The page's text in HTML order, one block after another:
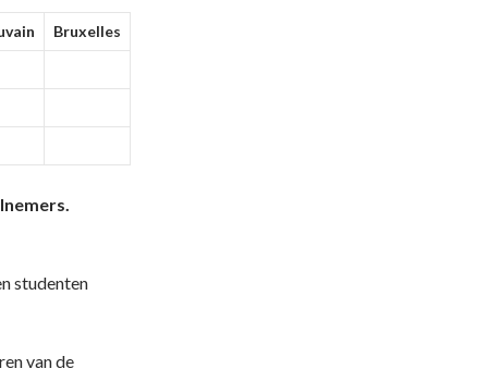
Bruxelles
studenten
van de